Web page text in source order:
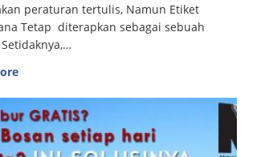
peraturan tertulis, Namun Etiket
Tetap diterapkan sebagai sebuah